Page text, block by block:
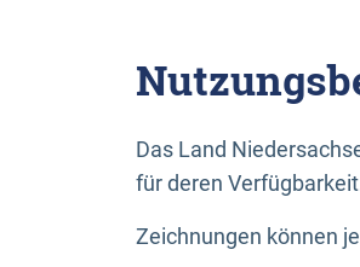
Das Land
für deren
Zeichnungen können